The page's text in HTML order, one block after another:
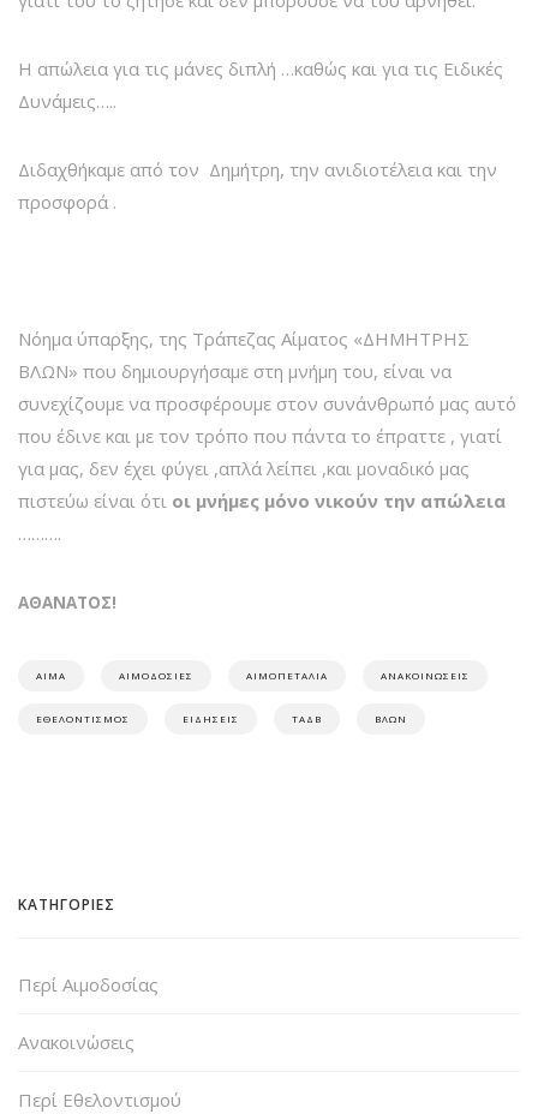
Η απώλεια για τις μάνες διπλή …καθώς και για τις Ειδικές
Δυνάμεις…..
Διδαχθήκαμε από τον Δημήτρη, την ανιδιοτέλεια και την
προσφορά .
Νόημα ύπαρξης, της Τράπεζας Αίματος «ΔΗΜΗΤΡΗΣ
ΒΛΩΝ» που δημιουργήσαμε στη μνήμη του, είναι να
συνεχίζουμε να προσφέρουμε στον συνάνθρωπό μας αυτό
που έδινε και με τον τρόπο που πάντα το έπραττε , γιατί
για μας, δεν έχει φύγει ,απλά λείπει ,και μοναδικό μας
πιστεύω είναι ότι οι μνήμες μόνο νικούν την απώλεια
……….
ΑΘΑΝΑΤΟΣ!
ΑΊΜΑ ΑΙΜΟΔΟΣΊΕΣ ΑΙΜΟΠΕΤΆΛΙΑ ΑΝΑΚΟΙΝΏΣΕΙΣ
ΕΘΕΛΟΝΤΙΣΜΌΣ ΕΙΔΉΣΕΙΣ ΤΑΔΒ ΒΛΩΝ
ΚΑΤΗΓΟΡΙΕΣ
Περί Αιμοδοσίας
Ανακοινώσεις
Περί Εθελοντισμού